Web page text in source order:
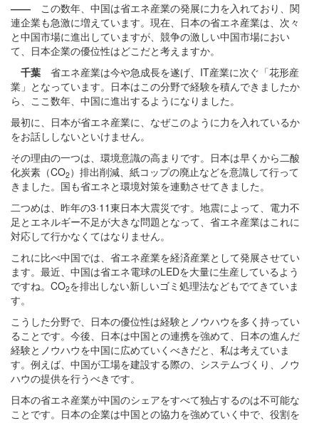
―― この数年、中国は省エネ産業の発展に力を入れており、関
連企業も急激に増えています。現在、日本の省エネ産業は、次々
と中国市場に進出していますが、競争の激しい中国市場におい
て、日本企業の優位性はどこだと考えますか。
千葉 省エネ産業は今や急成長を遂げ、IT産業に次ぐ「花形産
業」となっています。日本はこの分野で経験を積んできましたか
ら、ここ数年、中国に進出するようになりました。
最初に、日本が省エネ産業に、なぜこのように力を入れているか
をお話ししないといけません。
その理由の一つは、環境意識の高まりです。日本は早くから二酸
化炭素（CO2）排出削減、紙コップの廃止などを意識して行って
きました。国も省エネと環境対策を連動させてきました。
二つめは、昨年の3·11東日本大震災です。地震によって、電力不
足とエネルギー不足が大きな問題となって、省エネ産業はこれに
対応して行かなくてはなりません。
これに比べ中国では、省エネ産業を経済産業として発展させてい
ます。最近、中国は省エネ電球のLEDを大量に生産しているよう
ですね。CO2を排出しない新しいゴミ処理法などもでてきていま
す。
こうした分野で、日本の優位性は経験とノウハウを多く持ってい
ることです。今後、日本は中国との連携を強めて、日本の進んだ
経験とノウハウを中国に広めていくべきだと、私は考えていま
す。例えば、中国が工場を建設する際の、システムづくり、ノウ
ハウの提供を行うべきです。
日本の省エネ産業が中国のシェアをすべて独占するのは不可能な
ことです。日本の企業は中国との協力を強めていく中で、役割を